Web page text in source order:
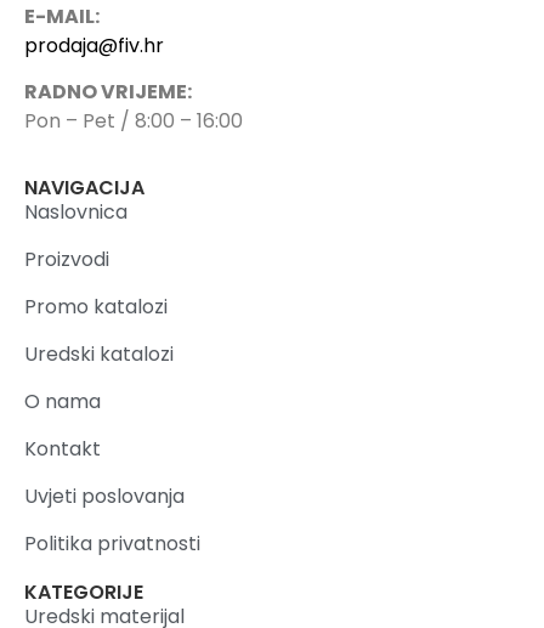
E-MAIL:
prodaja@fiv.hr
RADNO VRIJEME:
Pon – Pet / 8:00 – 16:00
NAVIGACIJA
Naslovnica
Proizvodi
Promo katalozi
Uredski katalozi
O nama
Kontakt
Uvjeti poslovanja
Politika privatnosti
KATEGORIJE
Uredski materijal